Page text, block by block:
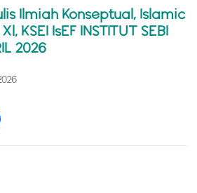
Ilmiah Konseptual, Islamic
KSEI IsEF INSTITUT SEBI
2026